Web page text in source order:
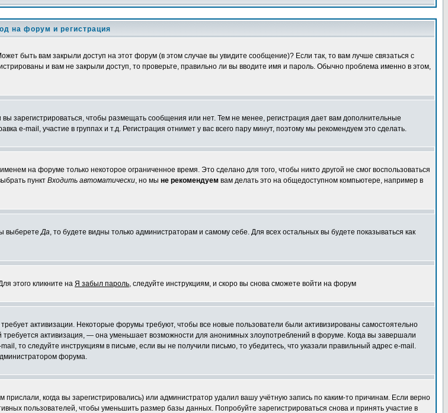
на форум и регистрация
быть вам закрыли доступ на этот форум (в этом случае вы увидите сообщение)? Если так, то вам лучше связаться с
и вам не закрыли доступ, то проверьте, правильно ли вы вводите имя и пароль. Обычно проблема именно в этом,
зарегистрироваться, чтобы размещать сообщения или нет. Тем не менее, регистрация дает вам дополнительные
e-mail, участие в группах и т.д. Регистрация отнимет у вас всего пару минут, поэтому мы рекомендуем это сделать.
на форуме только некоторое ограниченное время. Это сделано для того, чтобы никто другой не смог воспользоваться
пункт Входить автоматически, но мы не рекомендуем вам делать это на общедоступном компьютере, например в
выберетеДа, то будете видны только администраторам и самому себе. Для всех остальных вы будете показываться как
этого кликните на Я забыл пароль, следуйте инструкциям, и скоро вы снова сможете войти на форум
активизации. Некоторые форумы требуют, чтобы все новые пользователи были активизированы самостоятельно
активизация, — она уменьшает возможности для анонимных злоупотреблений в форуме. Когда вы завершали
то следуйте инструкциям в письме, если вы не получили письмо, то убедитесь, что указали правильный адрес e-mail.
форума.
когда вы зарегистрировались) или администратор удалил вашу учётную запись по каким-то причинам. Если верно
пользователей, чтобы уменьшить размер базы данных. Попробуйте зарегистрироваться снова и принять участие в